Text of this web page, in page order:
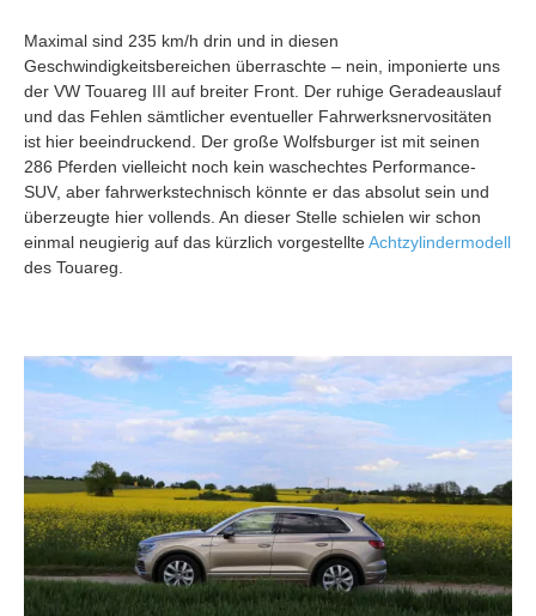
Maximal sind 235 km/h drin und in diesen
Geschwindigkeitsbereichen überraschte – nein, imponierte uns
der VW Touareg III auf breiter Front. Der ruhige Geradeauslauf
und das Fehlen sämtlicher eventueller Fahrwerksnervositäten
ist hier beeindruckend. Der große Wolfsburger ist mit seinen
286 Pferden vielleicht noch kein waschechtes Performance-
SUV, aber fahrwerkstechnisch könnte er das absolut sein und
überzeugte hier vollends. An dieser Stelle schielen wir schon
einmal neugierig auf das kürzlich vorgestellteAchtzylindermodell
des Touareg.